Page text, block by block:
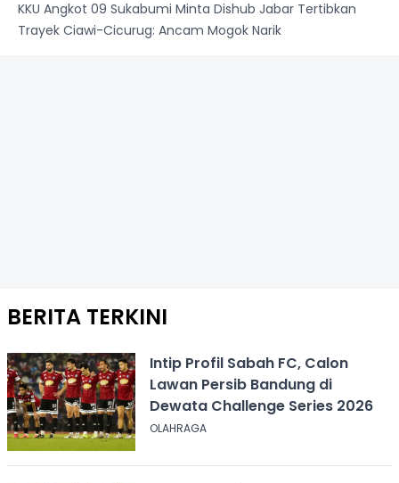
KKU Angkot 09 Sukabumi Minta Dishub Jabar Tertibkan
Trayek Ciawi-Cicurug: Ancam Mogok Narik
BERITA TERKINI
Intip Profil Sabah FC, Calon
Lawan Persib Bandung di
Dewata Challenge Series 2026
OLAHRAGA